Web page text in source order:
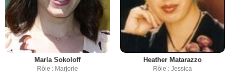
Marla Sokoloff
Rôle : Marjorie
Heather Matarazzo
Rôle : Jessica